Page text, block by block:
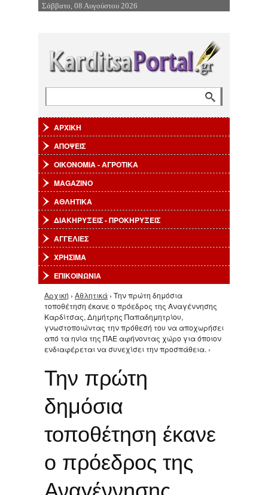
Επιστροφή στην Πλοήγηση
Σάββατο, 08 Αυγούστου 2026
ΑΡΧΙΚΗ
ΑΠΟΨΕΙΣ
ΟΙΚΟΝΟΜΙΑ - ΑΓΡΟΤΙΚΑ
MAGAZINO
ΑΘΛΗΤΙΚΑ
ΔΙΑΚΗΡΥΞΕΙΣ - ΠΡΟΚΗΡΥΞΕΙΣ
ΑΓΓΕΛΙΕΣ
ΧΡΗΣΙΜΑ
ΕΠΙΚΟΙΝΩΝΙΑ
Είστε εδώ
Αρχική › Αθλητικά › Την πρώτη δημόσια
τοποθέτηση έκανε ο πρόεδρος της Αναγέννησης
Καρδίτσας, Δημήτρης Παπαδημητρίου,
γνωστοποιώντας την πρόθεσή του να αποχωρήσει
από τα ηνία της ΠΑΕ αφήνοντας χώρο για όποιον
ενδιαφέρεται να συνεχίσει την προσπάθεια. ›
Την πρώτη
δημόσια
τοποθέτηση έκανε
ο πρόεδρος της